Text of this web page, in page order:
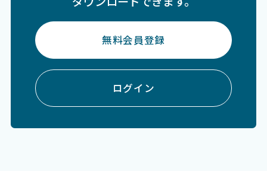
無料会員登録
ログイン